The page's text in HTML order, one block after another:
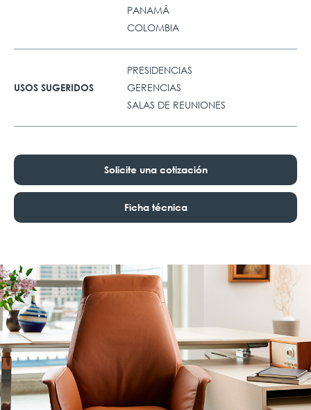
PANAMÁ
COLOMBIA
USOS SUGERIDOS
PRESIDENCIAS
GERENCIAS
SALAS DE REUNIONES
Solicite una cotización
Ficha técnica